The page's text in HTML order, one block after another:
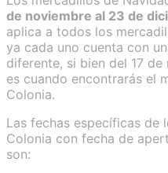
de noviembre al 23 de
aplica a todos los
ya cada uno cuenta con
diferente, si bien del 17
es cuando encontrarás el
Colonia.
Las fechas específicas de
Colonia con fecha de
son: